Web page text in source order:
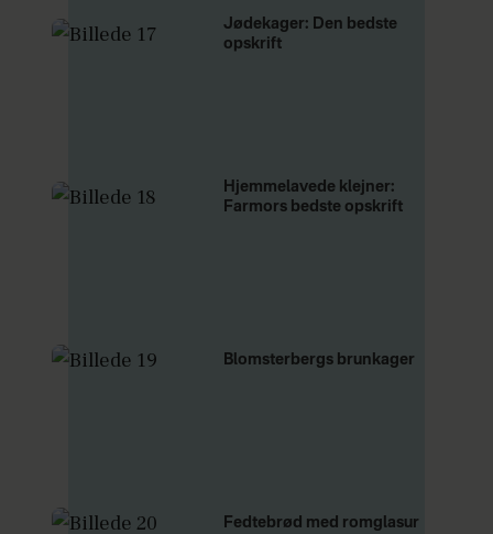
Jødekager: Den bedste
opskrift
Hjemmelavede klejner:
Farmors bedste opskrift
Blomsterbergs brunkager
Fedtebrød med romglasur